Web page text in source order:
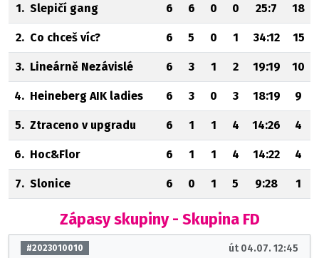
1. Slepičí gang 6 6 0 0 25:7 18
2. Co chceš víc? 6 5 0 1 34:12 15
3. Lineárně Nezávislé 6 3 1 2 19:19 10
4. Heineberg AIK ladies 6 3 0 3 18:19 9
5. Ztraceno v upgradu 6 1 1 4 14:26 4
6. Hoc&Flor 6 1 1 4 14:22 4
7. Slonice 6 0 1 5 9:28 1
Zápasy skupiny - Skupina FD
#2023010010 út 04.07. 12:45